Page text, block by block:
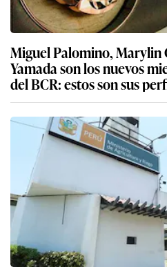
Miguel Palomino, Marylin
Yamada son los nuevos
del BCR: estos son sus